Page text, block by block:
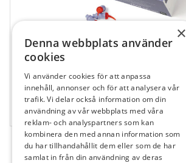
683624
Riva LC A4 Kapsel
50x0,43 g
×
Denna webbplats använder
cookies
Vi använder cookies för att anpassa
innehåll, annonser och för att analysera vår
trafik. Vi delar också information om din
användning av vår webbplats med våra
reklam- och analyspartners som kan
kombinera den med annan information som
du har tillhandahållit dem eller som de har
samlat in från din användning av deras